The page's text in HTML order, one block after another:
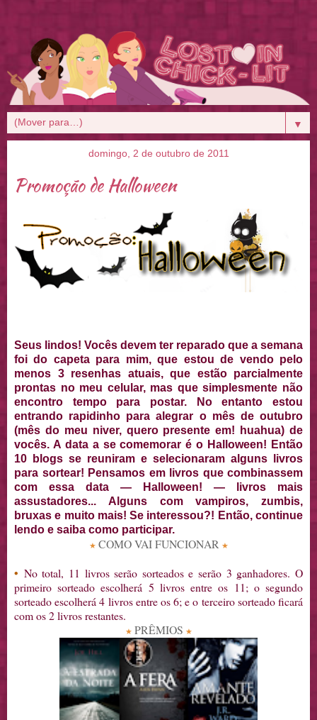
▼
domingo, 2 de outubro de 2011
Promoção de Halloween
Seus lindos! Vocês devem ter reparado que a semana
foi do capeta para mim, que estou de vendo pelo
menos 3 resenhas atuais, que estão parcialmente
prontas no meu celular, mas que simplesmente não
encontro tempo para postar. No entanto estou
entrando rapidinho para alegrar o mês de outubro
(mês do meu niver, quero presente em! huahua) de
vocês. A data a se comemorar é o Halloween! Então
10 blogs se reuniram e selecionaram alguns livros
para sortear! Pensamos em livros que combinassem
com essa data — Halloween! — livros mais
assustadores... Alguns com vampiros, zumbis,
bruxas e muito mais! Se interessou?! Então, continue
lendo e saiba como participar.
★ COMO VAI FUNCIONAR ★
• No total, 11 livros serão sorteados e serão 3 ganhadores. O
primeiro sorteado escolherá 5 livros entre os 11; o segundo
sorteado escolherá 4 livros entre os 6; e o terceiro sorteado ficará
com os 2 livros restantes.
★ PRÊMIOS ★